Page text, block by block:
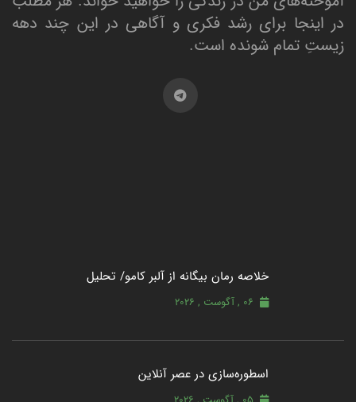
در اینجا برای رشد فکری و آگاهی در این چند دهه
زیستِ تمام شونده است.
خلاصه رمان بیگانه از آلبر کامو/ تحلیل
06 , آگوست , 2026
اسطوره‌سازی در عصر آنلاین